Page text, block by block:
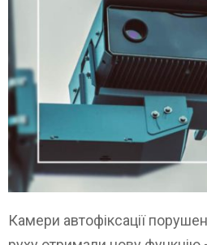
Камери автофіксації